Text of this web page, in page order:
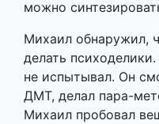
можно
Михаил обнаружил,
делать
не испытывал. Он
ДМТ, делал пара-
Михаил пробовал